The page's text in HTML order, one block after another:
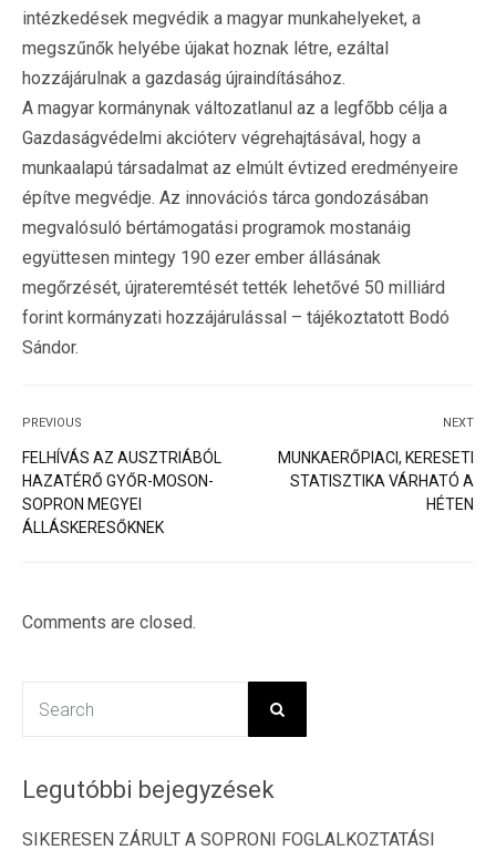
intézkedések megvédik a magyar munkahelyeket, a
megszűnők helyébe újakat hoznak létre, ezáltal
hozzájárulnak a gazdaság újraindításához.
A magyar kormánynak változatlanul az a legfőbb célja a
Gazdaságvédelmi akcióterv végrehajtásával, hogy a
munkaalapú társadalmat az elmúlt évtized eredményeire
építve megvédje. Az innovációs tárca gondozásában
megvalósuló bértámogatási programok mostanáig
együttesen mintegy 190 ezer ember állásának
megőrzését, újrateremtését tették lehetővé 50 milliárd
forint kormányzati hozzájárulással – tájékoztatott Bodó
Sándor.
PREVIOUS
FELHÍVÁS AZ AUSZTRIÁBÓL
HAZATÉRŐ GYŐR-MOSON-
SOPRON MEGYEI
ÁLLÁSKERESŐKNEK
NEXT
MUNKAERŐPIACI, KERESETI
STATISZTIKA VÁRHATÓ A
HÉTEN
Comments are closed.
Legutóbbi bejegyzések
SIKERESEN ZÁRULT A SOPRONI FOGLALKOZTATÁSI